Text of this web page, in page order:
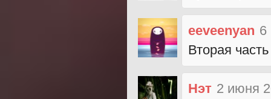
eeveenyan 6
Вторая
Нэт 2 июня